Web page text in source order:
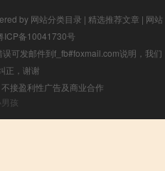
by 网站分类目录 | 精选推荐文章 | 网站
ICP备10041730号
可发邮件到f_fb#foxmail.com说明，我们
正，谢谢
接盈利性广告及商业合作
孩